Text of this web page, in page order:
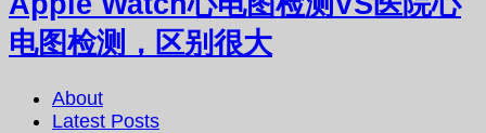
电图检测，区别很大
About
Latest Posts